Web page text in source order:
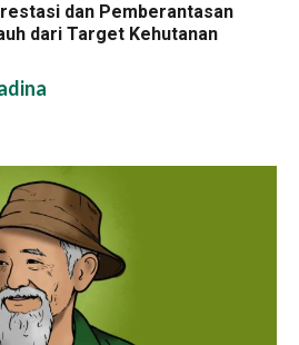
dan Pemberantasan
dari Target Kehutanan